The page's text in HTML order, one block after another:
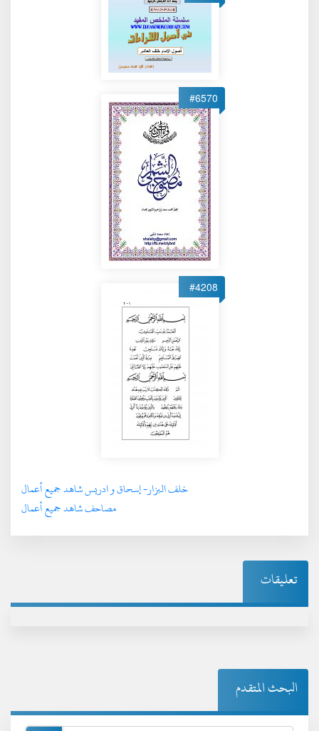
#6570
#4208
خلف البزار- إسحاق و ادريس شاهد جميع أعمال
مصاحف شاهد جميع أعمال
تعليقات
البحث المتقدم